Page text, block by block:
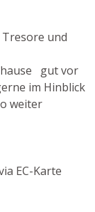
und
gut vor
im Hinblick
weiter
EC-Karte